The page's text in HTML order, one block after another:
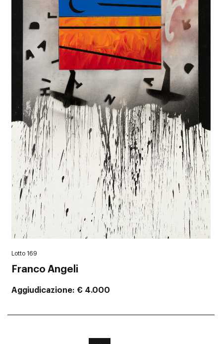
Lotto 169
Franco Angeli
Aggiudicazione € 4.000